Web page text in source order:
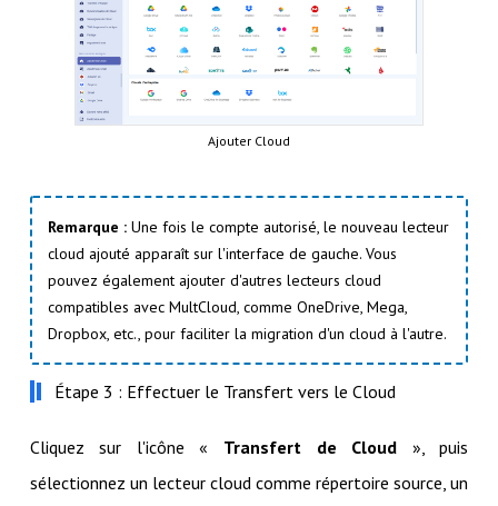
Ajouter Cloud
Remarque : Une fois le compte autorisé, le nouveau lecteur
cloud ajouté apparaît sur l'interface de gauche. Vous
pouvez également ajouter d'autres lecteurs cloud
compatibles avec MultCloud, comme OneDrive, Mega,
Dropbox, etc., pour faciliter la migration d'un cloud à l'autre.
Étape 3 : Effectuer le Transfert vers le Cloud
Cliquez sur l'icône « Transfert de Cloud », puis
sélectionnez un lecteur cloud comme répertoire source, un